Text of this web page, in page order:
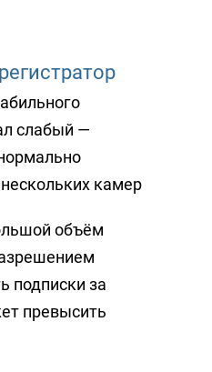
слабый —
камер
подписки за
превысить